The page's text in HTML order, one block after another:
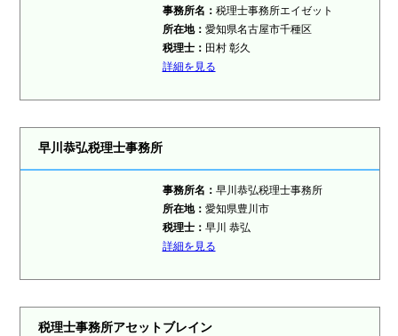
事務所名： 税理士事務所エイゼット
所在地： 愛知県名古屋市千種区
税理士： 田村 彰久
詳細を見る
早川恭弘税理士事務所
事務所名： 早川恭弘税理士事務所
所在地： 愛知県豊川市
税理士： 早川 恭弘
詳細を見る
税理士事務所アセットブレイン